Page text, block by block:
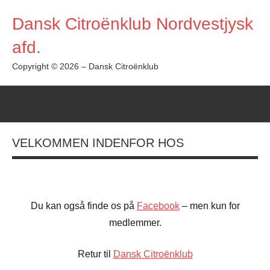
indhold
Dansk Citroënklub Nordvestjysk
afd.
Copyright © 2026 – Dansk Citroënklub
VELKOMMEN INDENFOR HOS
Du kan også finde os på Facebook– men kun for
medlemmer.
Retur til Dansk Citroënklub